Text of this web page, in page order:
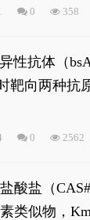
0 358
性抗体（
靶向两种抗
0 2562
酸盐（
噪比，从
类似物，